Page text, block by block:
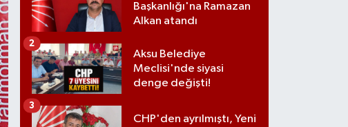
Başkanlığı'na Ramazan
Alkan atandı
Aksu Belediye
Meclisi'nde siyasi
denge değişti!
2
CHP'den ayrılmıştı, Yeni
3